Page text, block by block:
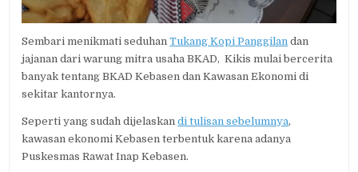
Sembari menikmati seduhanTukang Kopi Panggilan dan
jajanan dari warung mitra usaha BKAD, Kikis mulai bercerita
banyak tentang BKAD Kebasen dan Kawasan Ekonomi di
sekitar kantornya.
Seperti yang sudah dijelaskandi tulisan sebelumnya,
kawasan ekonomi Kebasen terbentuk karena adanya
Puskesmas Rawat Inap Kebasen.